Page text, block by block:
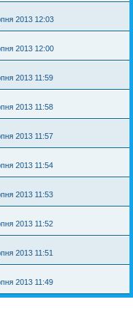
2013 12:03
2013 12:00
2013 11:59
2013 11:58
2013 11:57
2013 11:54
2013 11:53
2013 11:52
2013 11:51
2013 11:49